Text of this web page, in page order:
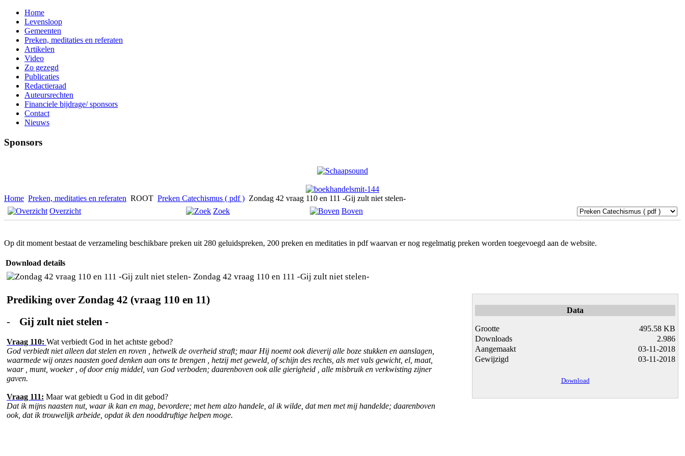
Home
Levensloop
Gemeenten
Preken, meditaties en referaten
Artikelen
Video
Zo gezegd
Publicaties
Redactieraad
Auteursrechten
Financiele bijdrage/ sponsors
Contact
Nieuws
Sponsors
Home Preken, meditaties en referaten ROOT Preken Catechismus ( pdf ) Zondag 42 vraag 110 en 111 -Gij zult niet stelen-
Overzicht
Zoek Boven
Op dit moment bestaat de verzameling beschikbare preken uit 280 geluidspreken, 200 preken en meditaties in pdf waarvan er nog regelmatig preken worden toegevoegd aan de website.
Download details
Zondag 42 vraag 110 en 111 -Gij zult niet stelen-
Prediking over Zondag 42 (vraag 110 en 11)
-
Gij zult niet stelen -
Vraag 110: Wat verbiedt God in het achtste gebod?
God verbiedt niet alleen dat stelen en roven , hetwelk de overheid straft; maar Hij noemt ook dieverij alle boze stukken en aanslagen,
waarmede wij onzes naasten goed denken aan ons te brengen , hetzij met geweld, of schijn des rechts, als met vals gewicht, el, maat,
waar , munt, woeker , of door enig middel, van God verboden; daarenboven ook alle gierigheid , alle misbruik en verkwisting zijner
gaven.
Vraag 111: Maar wat gebiedt u God in dit gebod?
Dat ik mijns naasten nut, waar ik kan en mag, bevordere; met hem alzo handele, al ik wilde, dat men met mij handelde; daarenboven
ook, dat ik trouwelijk arbeide, opdat ik den nooddruftige helpen moge.
Data
Grootte
495.58 KB
Downloads
2.986
Aangemaakt
03-11-2018
Gewijzigd
03-11-2018
Download